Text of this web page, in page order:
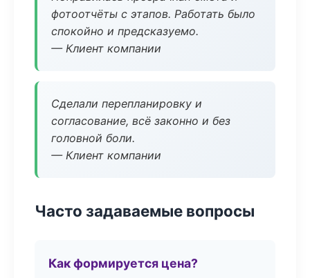
фотоотчёты с этапов. Работать было
спокойно и предсказуемо.
— Клиент компании
Сделали перепланировку и
согласование, всё законно и без
головной боли.
— Клиент компании
Часто задаваемые вопросы
Как формируется цена?